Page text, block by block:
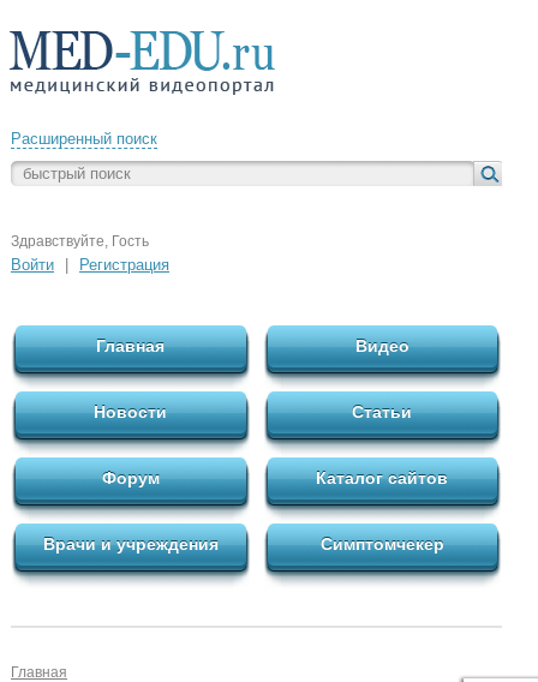
Расширенный поиск
Здравствуйте, Гость
Войти Регистрация
Главная Видео
Новости Статьи
Форум Каталог сайтов
Врачи и учреждения Симптомчекер
Главная